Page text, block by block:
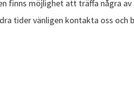
finns möjlighet att träffa några
tider vänligen kontakta oss och